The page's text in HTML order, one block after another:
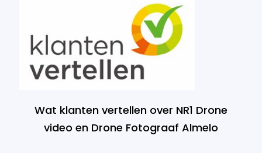
Wat klanten vertellen over NR1 Drone
video en Drone Fotograaf Almelo